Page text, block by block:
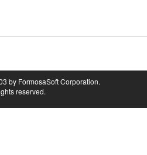
by FormosaSoft Corporation.
reserved.